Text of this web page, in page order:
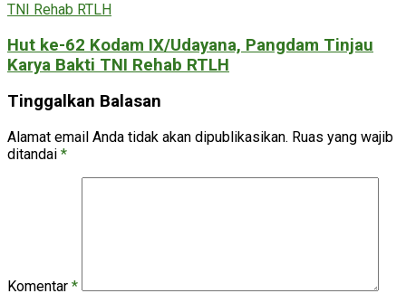
Hut ke-62 Kodam IX/Udayana, Pangdam Tinjau
Karya Bakti TNI Rehab RTLH
Tinggalkan Balasan
Alamat email Anda tidak akan dipublikasikan. Ruas yang wajib
ditandai *
Komentar *